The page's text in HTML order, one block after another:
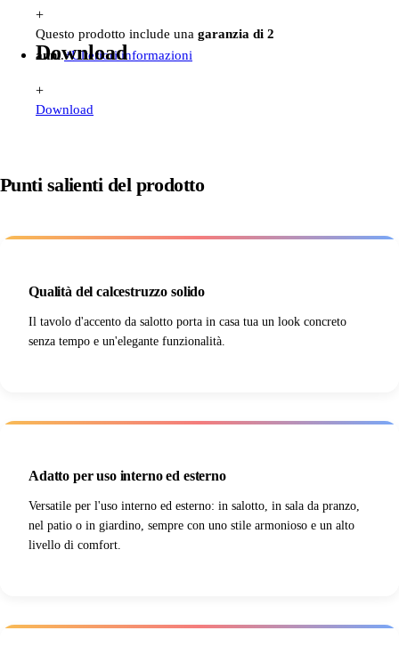
+
Questo prodotto include una garanzia di 2
anni.+Ulteriori informazioni
Download
+
Download
Punti salienti del prodotto
Qualità del calcestruzzo solido
Il tavolo d'accento da salotto porta in casa tua un look concreto
senza tempo e un'elegante funzionalità.
Adatto per uso interno ed esterno
Versatile per l'uso interno ed esterno: in salotto, in sala da pranzo,
nel patio o in giardino, sempre con uno stile armonioso e un alto
livello di comfort.